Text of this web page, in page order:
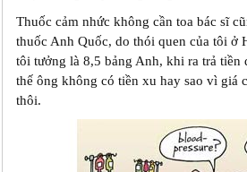
Thuốc cảm nhức không cần toa bác sĩ
thuốc Anh Quốc, do thói quen của tôi ở
tôi tưởng là 8,5 bảng Anh, khi ra trả tiền
thế ông không có tiền xu hay sao vì giá
thôi.